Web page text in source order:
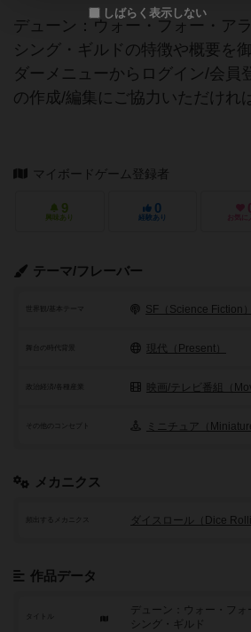
デューン：ウォー・フォー・ア
シング・ギルドの特徴や概要を
ダーメニューからログイン/会員
の作成/編集にご協力いただけれ
マイボードゲーム登録者
9
興味あり
0
経験あり
0
お気に
テーマ/フレーバー
世界観/基本テーマ SF（Science Fiction）
舞台の時代背景 現代（Present）
政治経済/各種産業 映画/テレビ番組（
その他のコンセプト ミニチュア（
メカニクス
頻出するメカニクス ダイスロール（Dice
作品データ
タイトル
デューン：ウォー・フ
シング・ギルド
しばらく表示しない